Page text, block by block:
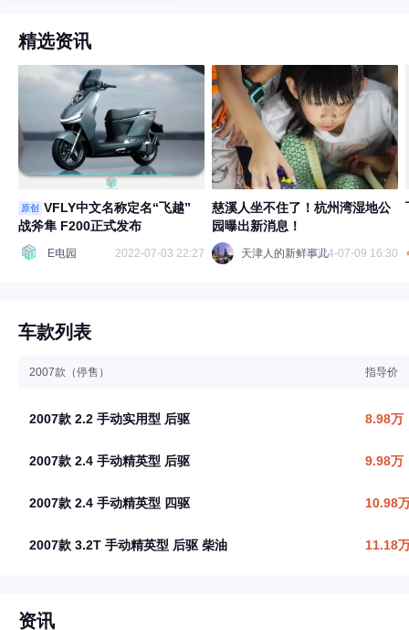
精选资讯
原创
VFLY中文名称定名“飞越”
战斧隼 F200正式发布
E电园 2022-07-03 22:27
慈溪人坐不住了！杭州湾湿地公
园曝出新消息！
天津人的新鲜事儿2024-07-09 16:30
车款列表
2007款（停售） 指导价
2007款 2.2 手动实用型 后驱 8.98万
2007款 2.4 手动精英型 后驱 9.98万
2007款 2.4 手动精英型 四驱 10.98
2007款 3.2T 手动精英型 后驱 柴油 11.18
资讯